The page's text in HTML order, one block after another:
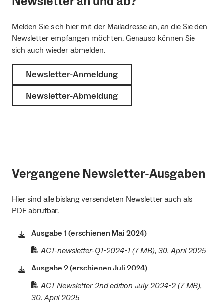
Melden Sie sich hier mit der Mailadresse an, an die Sie den
Newsletter empfangen möchten. Genauso können Sie
sich auch wieder abmelden.
Newsletter-Anmeldung
Newsletter-Abmeldung
Vergangene Newsletter-Ausgaben
Hier sind alle bislang versendeten Newsletter auch als
PDF abrufbar.
Ausgabe 1 (erschienen Mai 2024)
ACT-newsletter-Q1-2024-1 (7 MB), 30. April 2025
Ausgabe 2 (erschienen Juli 2024)
ACT Newsletter 2nd edition July 2024-2 (7 MB),
30. April 2025